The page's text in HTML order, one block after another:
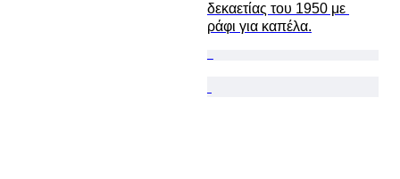
δεκαετίας του 1950 με
ράφι για καπέλα.